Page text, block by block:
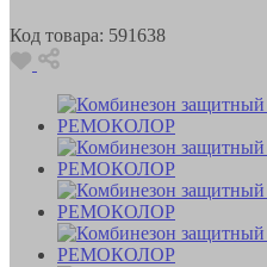
Код товара: 591638